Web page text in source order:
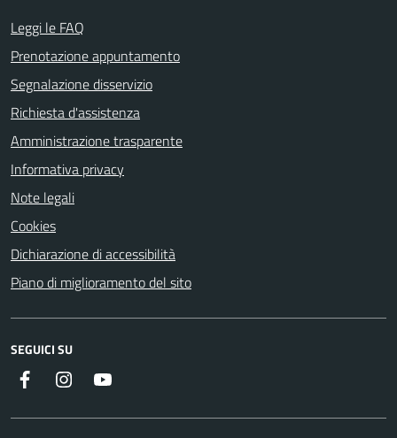
Leggi le FAQ
Prenotazione appuntamento
Segnalazione disservizio
Richiesta d'assistenza
Amministrazione trasparente
Informativa privacy
Note legali
Cookies
Dichiarazione di accessibilità
Piano di miglioramento del sito
SEGUICI SU
Facebook Instagram